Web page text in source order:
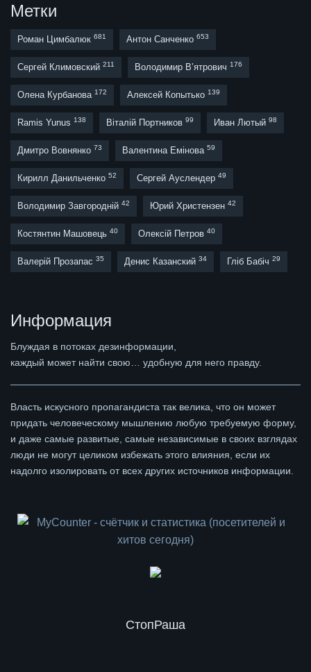
Метки
Роман Цимбалюк 681 Антон Санченко 653
Сергей Климовский 211 Володимир В’ятрович 176
Олена Курбанова 172 Алексей Копытько 139
Ramis Yunus 138 Віталій Портников 99 Иван Лютый 98
Дмитро Вовнянко 73 Валентина Емінова 59
Кирилл Данильченко 52 Сергей Ауслендер 49
Володимир Завгородній 42 Юрий Христензен 42
Костянтин Машовець 40 Олексій Петров 40
Валерій Прозапас 35 Денис Казанский 34 Гліб Бабіч 29
Информация
Блуждая в потоках дезинформации,
каждый может найти свою… удобную для него правду.
Власть искусного пропагандиста так велика, что он может
придать человеческому мышлению любую требуемую форму,
и даже самые развитые, самые независимые в своих взглядах
люди не могут целиком избежать этого влияния, если их
надолго изолировать от всех других источников информации.
СтопРаша